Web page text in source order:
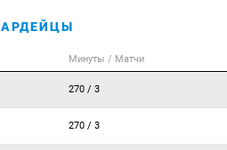
Минуты / Матчи
270 / 3
270 / 3